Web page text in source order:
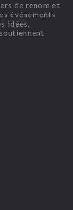
de renom et
événements
idées,